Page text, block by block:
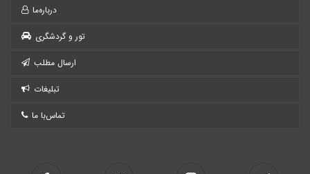
درباره‌ما
تور و گردشگری
ارسال مطلب
تبلیغات
تماس‌با ما